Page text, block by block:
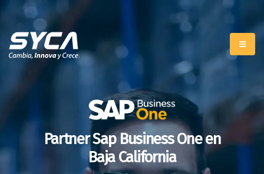
Partner Sap Business One en
Baja California